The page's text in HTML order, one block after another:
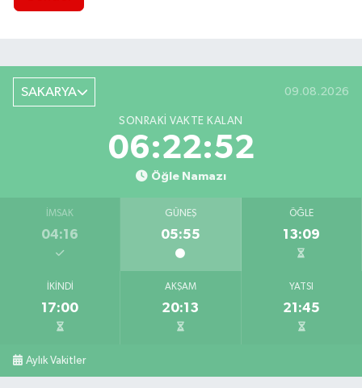
SAKARYA 09.08.2026
SONRAKI VAKTE KALAN
06:22:50
Öğle Namazı
İMSAK
04:16
GÜNEŞ
05:55
ÖĞLE
13:09
İKINDI
17:00
AKŞAM
20:13
YATSI
21:45
Aylık Vakitler